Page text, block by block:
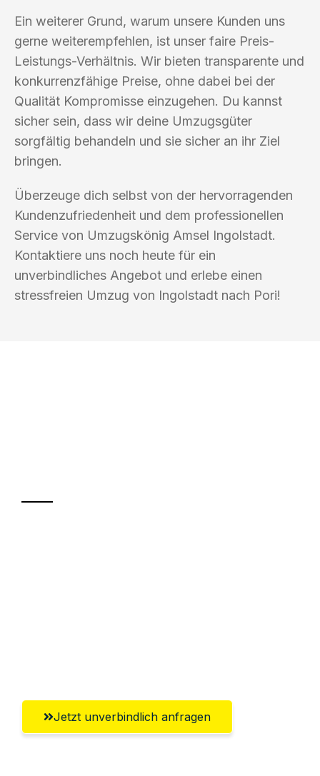
Ein weiterer Grund, warum unsere Kunden uns
gerne weiterempfehlen, ist unser faire Preis-
Leistungs-Verhältnis. Wir bieten transparente und
konkurrenzfähige Preise, ohne dabei bei der
Qualität Kompromisse einzugehen. Du kannst
sicher sein, dass wir deine Umzugsgüter
sorgfältig behandeln und sie sicher an ihr Ziel
bringen.
Überzeuge dich selbst von der hervorragenden
Kundenzufriedenheit und dem professionellen
Service von Umzugskönig Amsel Ingolstadt.
Kontaktiere uns noch heute für ein
unverbindliches Angebot und erlebe einen
stressfreien Umzug von Ingolstadt nach Pori!
Jetzt unverbindlich anfragen